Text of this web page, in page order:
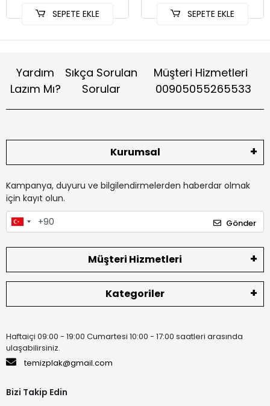
SEPETE EKLE SEPETE EKLE
Yardım
Lazım Mı?
Sıkça Sorulan
Sorular
Müşteri Hizmetleri
00905055265533
Kurumsal
Kampanya, duyuru ve bilgilendirmelerden haberdar olmak
için kayıt olun.
Gönder
Müşteri Hizmetleri
Kategoriler
Haftaiçi 09:00 - 19:00 Cumartesi 10:00 - 17:00 saatleri arasında
ulaşabilirsiniz.
temizplak@gmail.com
Bizi Takip Edin